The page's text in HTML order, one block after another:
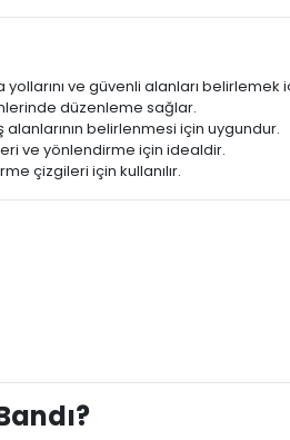
ve güvenli alanları belirlemek
düzenleme sağlar.
belirlenmesi için uygundur.
ve yönlendirme için idealdir.
çizgileri için kullanılır.